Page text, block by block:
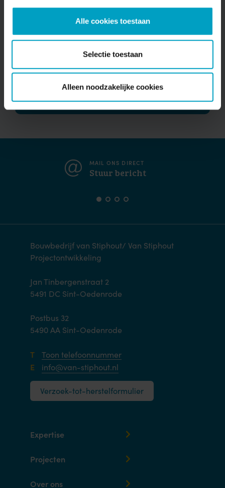
Alle cookies toestaan
Selectie toestaan
Alleen noodzakelijke cookies
Ik ga akkoord met opslag en verwerking
van mijn gegevens
MAIL ONS DIRECT
Stuur bericht
Bouwbedrijf van Stiphout/ Van Stiphout
Projectontwikkeling
Jan Tinbergenstraat 2
5491 DC Sint-Oedenrode
Postbus 32
5490 AA Sint-Oedenrode
T Toon telefoonnummer
E info@van-stiphout.nl
Verzoek-tot-herstelformulier
Expertise
Projecten
Over ons